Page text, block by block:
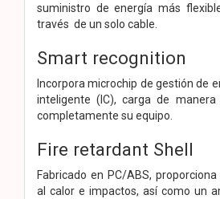
suministro de energía más
través de un solo cable.
Smart recognition
Incorpora microchip de gestión de
inteligente (IC), carga de
completamente su equipo.
Fire retardant Shell
Fabricado en PC/ABS,
al calor e impactos, así como un